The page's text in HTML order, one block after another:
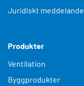
Juridiskt meddelande
Produkter
Ventilation
Byggprodukter